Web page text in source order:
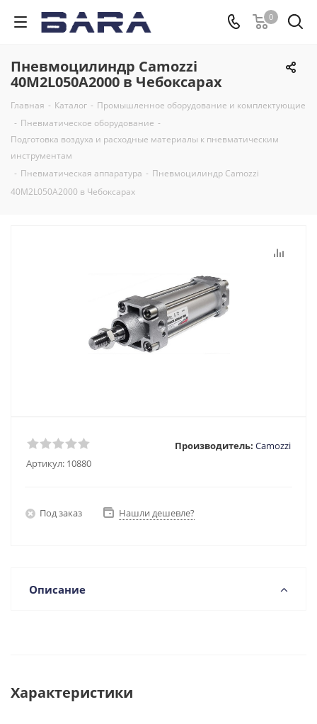
0
Пневмоцилиндр Camozzi
40M2L050A2000 в Чебоксарах
Главная - Каталог - Промышленное оборудование и комплектующие
- Пневматическое оборудование -
Подготовка воздуха и расходные материалы к пневматическим
инструментам
- Пневматическая аппаратура - Пневмоцилиндр Camozzi
40M2L050A2000 в Чебоксарах
Артикул: 10880
Производитель: Camozzi
Под заказ Нашли дешевле?
Описание
Характеристики